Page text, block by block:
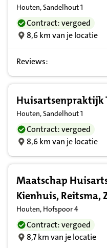
Houten, Sandelhout 1
Contract: vergoed
8,6 km van je locatie
Reviews:
Huisartsenpraktijk
Houten, Sandelhout 1
Contract: vergoed
8,6 km van je locatie
Maatschap
Kienhuis, Reitsma,
Houten, Hofspoor 4
Contract: vergoed
8,7 km van je locatie